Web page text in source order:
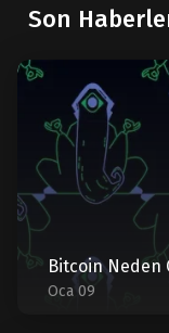
Son
Bitcoin Neden
Oca 09